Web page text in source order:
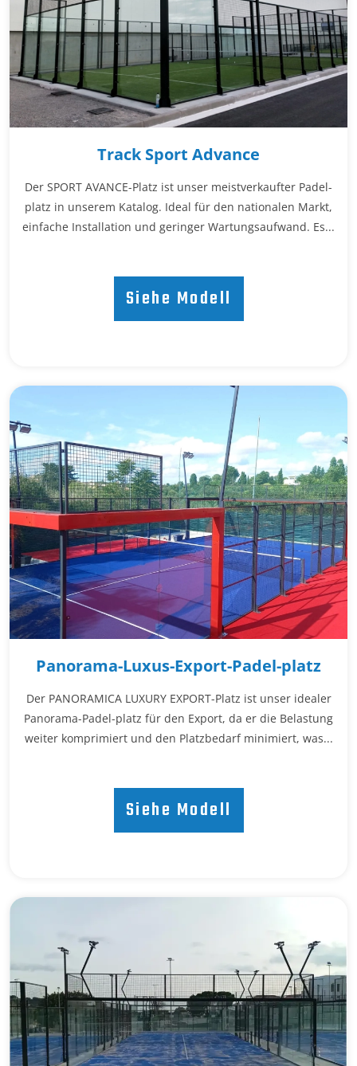
Track Sport Advance
Der SPORT AVANCE-Platz ist unser meistverkaufter Padel-
platz in unserem Katalog. Ideal für den nationalen Markt,
einfache Installation und geringer Wartungsaufwand. Es...
Siehe Modell
Panorama-Luxus-Export-Padel-platz
Der PANORAMICA LUXURY EXPORT-Platz ist unser idealer
Panorama-Padel-platz für den Export, da er die Belastung
weiter komprimiert und den Platzbedarf minimiert, was...
Siehe Modell